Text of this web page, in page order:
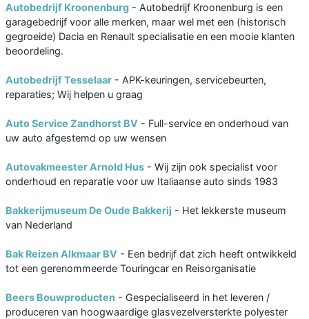
Autobedrijf Kroonenburg - Autobedrijf Kroonenburg is een
garagebedrijf voor alle merken, maar wel met een (historisch
gegroeide) Dacia en Renault specialisatie en een mooie klanten
beoordeling.
Autobedrijf Tesselaar - APK-keuringen, servicebeurten,
reparaties; Wij helpen u graag
Auto Service Zandhorst BV - Full-service en onderhoud van
uw auto afgestemd op uw wensen
Autovakmeester Arnold Hus - Wij zijn ook specialist voor
onderhoud en reparatie voor uw Italiaanse auto sinds 1983
Bakkerijmuseum De Oude Bakkerij - Het lekkerste museum
van Nederland
Bak Reizen Alkmaar BV - Een bedrijf dat zich heeft ontwikkeld
tot een gerenommeerde Touringcar en Reisorganisatie
Beers Bouwproducten - Gespecialiseerd in het leveren /
produceren van hoogwaardige glasvezelversterkte polyester